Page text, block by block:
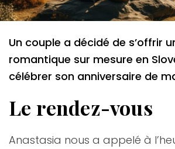
Un couple a décidé de s’offrir
romantique sur mesure en
célébrer son anniversaire de
Le rendez-vous
Anastasia nous a appelé à